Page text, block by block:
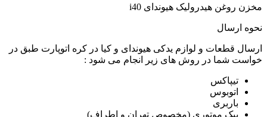
مخزن روغن هیدرولیک هیوندای i40
نحوه ارسال
ارسال قطعات و لوازم یدکی هیوندای و کیا در کره اتوپارت طبق در
خواست شما در روش های زیر انجام می شود :
تیپاکس
اتوبوس
باربری
پیک موتوری (مخصوص تهران و اطراف)